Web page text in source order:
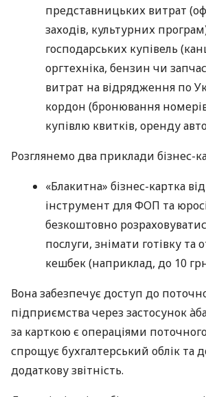
представницьких витрат
заходів, культурних
господарських купівель
оргтехніка, бензин чи
витрат на відрядження по
кордон (бронювання номерів
купівлю квитків, оренду
Розглянемо два приклади бізнес-
«Блакитна» бізнес-картка
інструмент для ФОП та
безкоштовно
послуги, знімати готівку та
кешбек (наприклад, до 10
Вона забезпечує доступ до
підприємства через застосунок
за карткою є операціями
спрощує бухгалтерський облік та
додаткову звітність.